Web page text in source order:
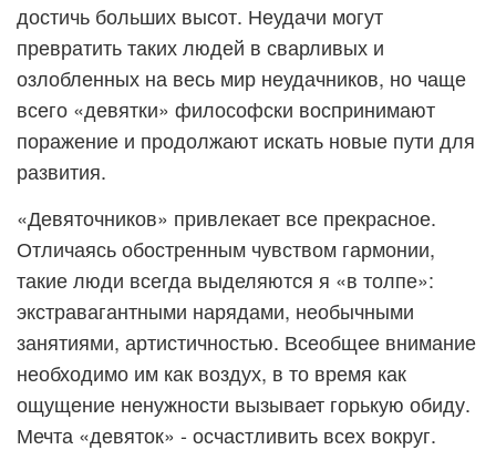
достичь больших высот. Неудачи могут
превратить таких людей в сварливых и
озлобленных на весь мир неудачников, но чаще
всего «девятки» философски воспринимают
поражение и продолжают искать новые пути для
развития.
«Девяточников» привлекает все прекрасное.
Отличаясь обостренным чувством гармонии,
такие люди всегда выделяются я «в толпе»:
экстравагантными нарядами, необычными
занятиями, артистичностью. Всеобщее внимание
необходимо им как воздух, в то время как
ощущение ненужности вызывает горькую обиду.
Мечта «девяток» - осчастливить всех вокруг.